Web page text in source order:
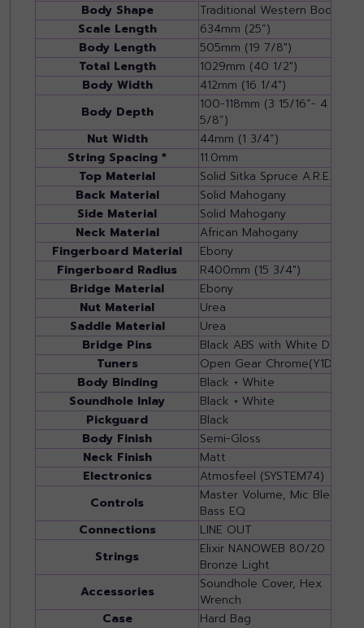
Body Shape Traditional Western Body
Scale Length
634mm (25”)
Body Length
505mm (19 7/8")
Total Length
1029mm (40 1/2")
Body Width
412mm (16 1/4")
Body Depth
100-118mm (3 15/16”- 4
5/8”)
Nut Width
44mm (1 3/4”)
String Spacing *
11.0mm
Top Material
Solid Sitka Spruce A.R.E.
Back Material
Solid Mahogany
Side Material
Solid Mahogany
Neck Material
African Mahogany
Fingerboard Material
Ebony
Fingerboard Radius
R400mm (15 3/4")
Bridge Material
Ebony
Nut Material
Urea
Saddle Material
Urea
Bridge Pins
Black ABS with White Dot
Tuners
Open Gear Chrome(Y1D)
Body Binding
Black + White
Soundhole Inlay
Black + White
Pickguard
Black
Body Finish
Semi-Gloss
Neck Finish
Matt
Electronics
Atmosfeel (SYSTEM74)
Controls
Master Volume, Mic Blend,
Bass EQ
Connections
LINE OUT
Strings
Elixir NANOWEB 80/20
Bronze Light
Accessories
Soundhole Cover, Hex
Wrench
Case
Hard Bag